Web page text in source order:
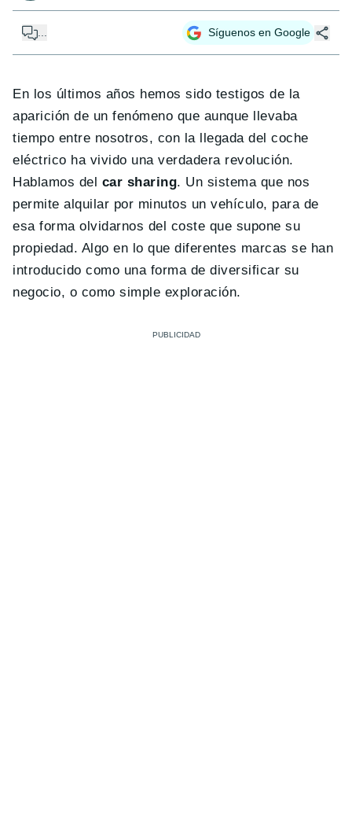
... Síguenos en Google
En los últimos años hemos sido testigos de la
aparición de un fenómeno que aunque llevaba
tiempo entre nosotros, con la llegada del coche
eléctrico ha vivido una verdadera revolución.
Hablamos del car sharing. Un sistema que nos
permite alquilar por minutos un vehículo, para de
esa forma olvidarnos del coste que supone su
propiedad. Algo en lo que diferentes marcas se han
introducido como una forma de diversificar su
negocio, o como simple exploración.